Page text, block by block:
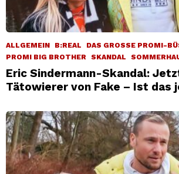
ALLGEMEIN B:REAL
DAS GROSSE PROMI-
PROMI BIG BROTHER SKANDAL
Eric Sindermann-Skandal:
Tätowierer von Fake – Ist das